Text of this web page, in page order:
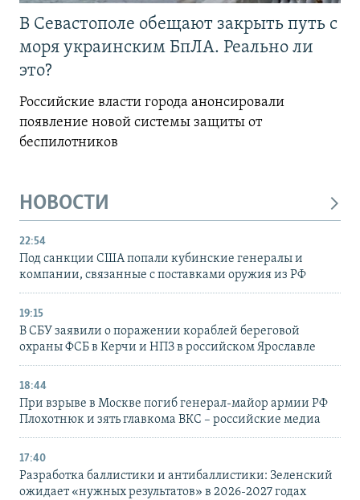
В Севастополе обещают закрыть путь с
моря украинским БпЛА. Реально ли
это?
Российские власти города анонсировали
появление новой системы защиты от
беспилотников
НОВОСТИ
22:54
Под санкции США попали кубинские генералы и
компании, связанные с поставками оружия из РФ
19:15
В СБУ заявили о поражении кораблей береговой
охраны ФСБ в Керчи и НПЗ в российском Ярославле
18:44
При взрыве в Москве погиб генерал-майор армии РФ
Плохотнюк и зять главкома ВКС – российские медиа
17:40
Разработка баллистики и антибаллистики: Зеленский
ожидает «нужных результатов» в 2026-2027 годах